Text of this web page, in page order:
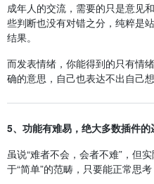
成年人的交流，需要的只是意见
些判断也没有对错之分，纯粹是
结果。
而发表情绪，你能得到的只有情
确的意思，自己也表达不出自己想
5、功能有难易，绝大多数插件
虽说“难者不会，会者不难”，但
于“简单”的范畴，只要能正常思考